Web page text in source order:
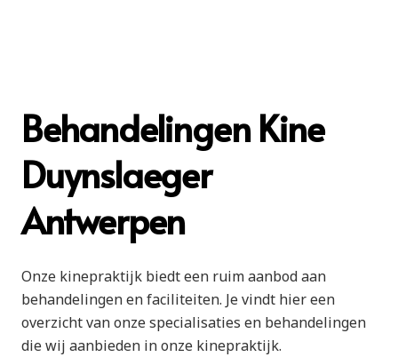
Behandelingen Kine
Duynslaeger
Antwerpen
Onze kinepraktijk biedt een ruim aanbod aan
behandelingen en faciliteiten. Je vindt hier een
overzicht van onze specialisaties en behandelingen
die wij aanbieden in onze kinepraktijk.